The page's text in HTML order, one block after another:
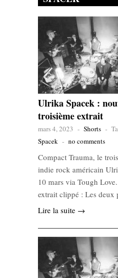
Ulrika Spacek :
troisième extrait
mars 4, 2023 - Shorts -
Spacek - no comments
Compact Trauma, le
indie rock américain
10 mars via Tough
extrait clippé : Les
Lire la suite →